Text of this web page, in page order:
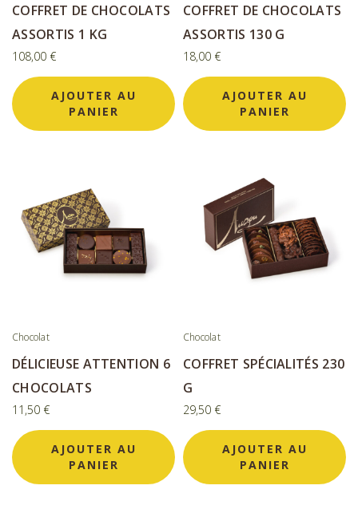
COFFRET DE CHOCOLATS
ASSORTIS 1 KG
108,00 €
AJOUTER AU
PANIER
COFFRET DE CHOCOLATS
ASSORTIS 130 G
18,00 €
AJOUTER AU
PANIER
Chocolat
DÉLICIEUSE ATTENTION 6
CHOCOLATS
11,50 €
AJOUTER AU
PANIER
Chocolat
COFFRET SPÉCIALITÉS 230
G
29,50 €
AJOUTER AU
PANIER